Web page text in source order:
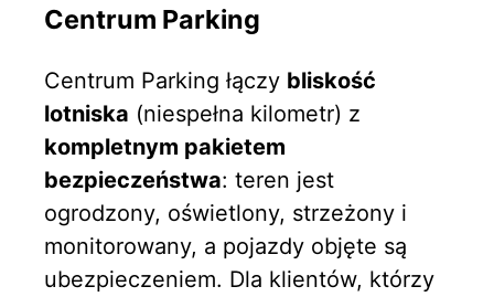
Centrum Parking
Centrum Parking łączy bliskość
lotniska (niespełna kilometr) z
kompletnym pakietem
bezpieczeństwa: teren jest
ogrodzony, oświetlony, strzeżony i
monitorowany, a pojazdy objęte są
ubezpieczeniem. Dla klientów, którzy